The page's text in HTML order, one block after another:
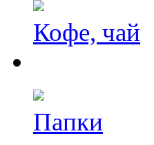
Кофе, чай
Папки